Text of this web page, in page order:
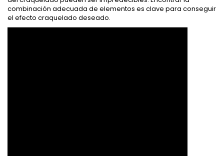
combinación adecuada de elementos es clave para conseguir
el efecto craquelado deseado.